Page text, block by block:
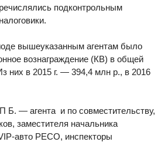
подконтрольным
вышеуказанным агентам было
вознаграждение (КВ) в общей
них в 2015 г. — 394,4 млн р., в 2016
Б. — агента и по совместительству,
заместителя начальника
авто РЕСО, инспекторы